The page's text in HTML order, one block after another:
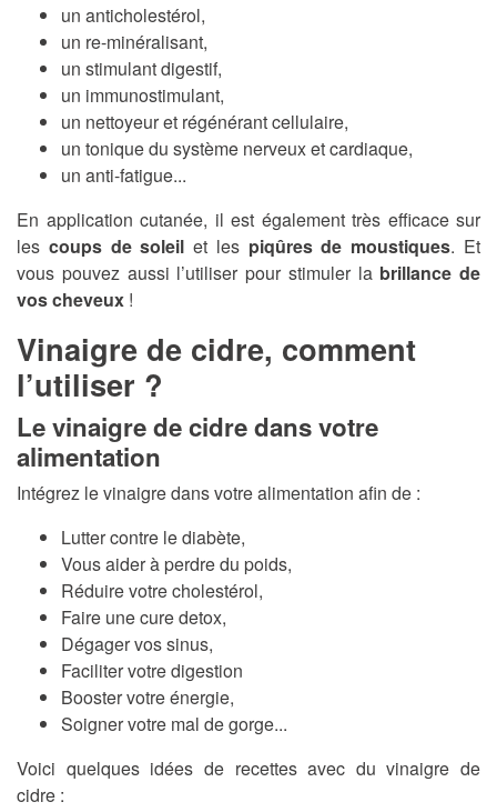
un anticholestérol,
un re-minéralisant,
un stimulant digestif,
un immunostimulant,
un nettoyeur et régénérant cellulaire,
un tonique du système nerveux et cardiaque,
un anti-fatigue...
En application cutanée, il est également très efficace sur
les coups de soleil et les piqûres de moustiques. Et
vous pouvez aussi l’utiliser pour stimuler la brillance de
vos cheveux !
Vinaigre de cidre, comment
l’utiliser ?
Le vinaigre de cidre dans votre
alimentation
Intégrez le vinaigre dans votre alimentation afin de :
Lutter contre le diabète,
Vous aider à perdre du poids,
Réduire votre cholestérol,
Faire une cure detox,
Dégager vos sinus,
Faciliter votre digestion
Booster votre énergie,
Soigner votre mal de gorge...
Voici quelques idées de recettes avec du vinaigre de
cidre :